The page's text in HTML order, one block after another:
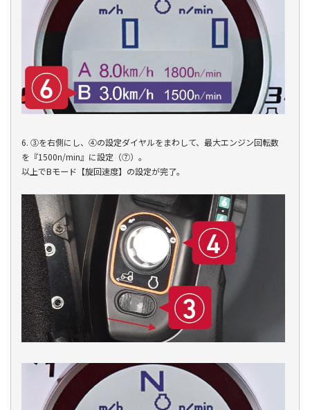
6. ③を右側にし、④の設定ダイヤルをまわして、最大エンジン回転数
を『1500n/min』に設定（⑦）。
以上でBモード【旋回速度】の設定が完了。